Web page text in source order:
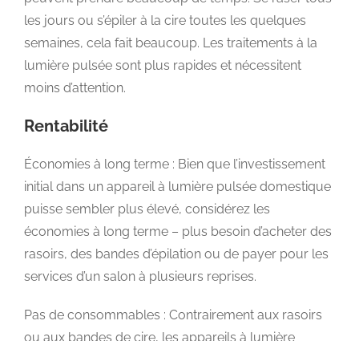
les jours ou s’épiler à la cire toutes les quelques
semaines, cela fait beaucoup. Les traitements à la
lumière pulsée sont plus rapides et nécessitent
moins d’attention.
Rentabilité
Économies à long terme : Bien que l’investissement
initial dans un appareil à lumière pulsée domestique
puisse sembler plus élevé, considérez les
économies à long terme – plus besoin d’acheter des
rasoirs, des bandes d’épilation ou de payer pour les
services d’un salon à plusieurs reprises.
Pas de consommables : Contrairement aux rasoirs
ou aux bandes de cire, les appareils à lumière